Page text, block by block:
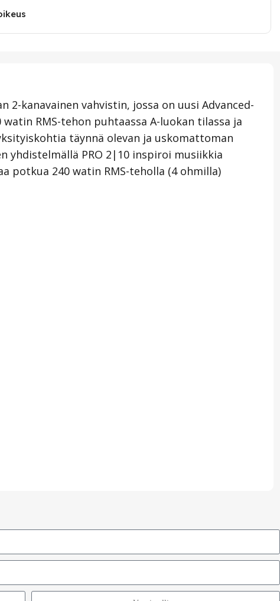
2-kanavainen vahvistin, jossa on uusi Advanced-
RMS-tehon puhtaassa A-luokan tilassa ja
täynnä olevan ja uskomattoman
yhdistelmällä PRO 2|10 inspiroi musiikkia
potkua 240 watin RMS-teholla (4 ohmilla)